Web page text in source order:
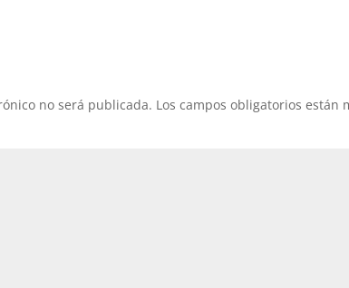
no será publicada. Los campos obligatorios están